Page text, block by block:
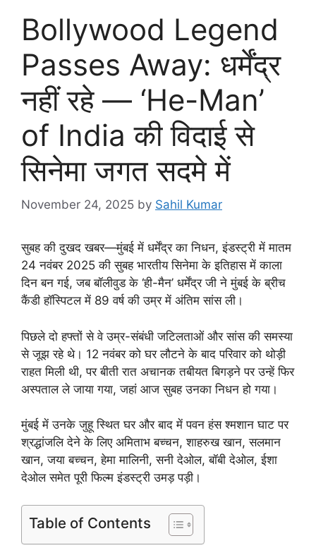
Bollywood Legend
Passes Away: धर्मेंद्र
नहीं रहे — ‘He-Man’
of India की विदाई से
सिनेमा जगत सदमे में
November 24, 2025 by Sahil Kumar
सुबह की दुखद खबर—मुंबई में धर्मेंद्र का निधन, इंडस्ट्री में मातम
24 नवंबर 2025 की सुबह भारतीय सिनेमा के इतिहास में काला
दिन बन गई, जब बॉलीवुड के ‘ही-मैन’ धर्मेंद्र जी ने मुंबई के ब्रीच
कैंडी हॉस्पिटल में 89 वर्ष की उम्र में अंतिम सांस ली।
पिछले दो हफ्तों से वे उम्र-संबंधी जटिलताओं और सांस की समस्या
से जूझ रहे थे। 12 नवंबर को घर लौटने के बाद परिवार को थोड़ी
राहत मिली थी, पर बीती रात अचानक तबीयत बिगड़ने पर उन्हें फिर
अस्पताल ले जाया गया, जहां आज सुबह उनका निधन हो गया।
मुंबई में उनके जुहू स्थित घर और बाद में पवन हंस श्मशान घाट पर
श्रद्धांजलि देने के लिए अमिताभ बच्चन, शाहरुख खान, सलमान
खान, जया बच्चन, हेमा मालिनी, सनी देओल, बॉबी देओल, ईशा
देओल समेत पूरी फिल्म इंडस्ट्री उमड़ पड़ी।
Table of Contents